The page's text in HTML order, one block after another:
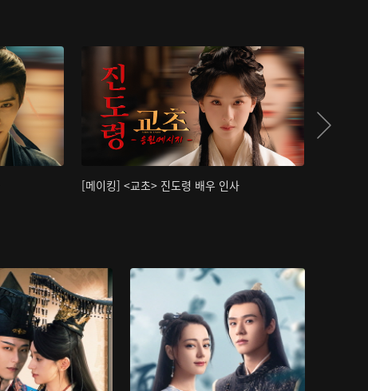
[메이킹] <교초> 진도령 배우 인사